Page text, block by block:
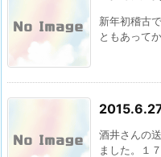
新年初稽古
ともあって
酒井さんの
ました。１